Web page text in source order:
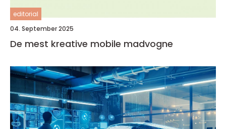
editorial
04. September 2025
De mest kreative mobile madvogne